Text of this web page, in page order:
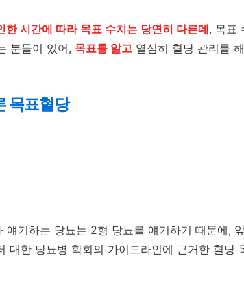
한 시간에 따라 목표 수치는 당연히 다른데, 목표
분들이 있어, 목표를 알고 열심히 혈당 관리를
목표혈당
얘기하는 당뇨는 2형 당뇨를 얘기하기 때문에,
대한 당뇨병 학회의 가이드라인에 근거한 혈당